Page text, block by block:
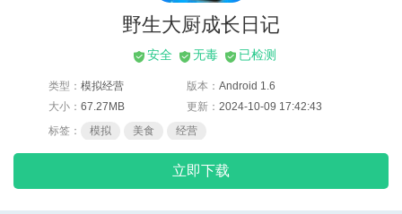
野生大厨成长日记
安全 无毒 已检测
立即下载
类型： 模拟经营 版本： Android 1.6
大小： 67.27MB 更新： 2024-10-09 17:42:43
标签：
模拟 美食 经营